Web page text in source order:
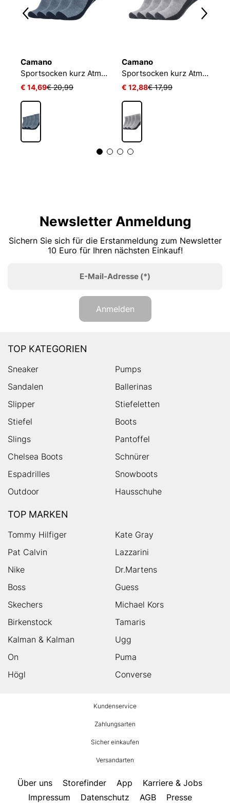
Camano
Sportsocken kurz Atmungsaktiv Bequem Perfekte Passform Tennissocken Verstärkt Herren und Damen pro tex
€ 14,69€ 20,99
Camano
Sportsocken kurz Atmungsaktiv Bequem Perfekte Passform Tennissocken Verstärkt Herren und Damen pro tex
€ 12,88€ 17,99
Newsletter Anmeldung
Sichern Sie sich für die Erstanmeldung zum Newsletter
10 Euro für Ihren nächsten Einkauf!
E-Mail-Adresse (*)
Anmelden
TOP KATEGORIEN
Sneaker
Pumps
Sandalen
Ballerinas
Slipper
Stiefeletten
Stiefel
Boots
Slings
Pantoffel
Chelsea Boots
Schnürer
Espadrilles
Snowboots
Outdoor
Hausschuhe
TOP MARKEN
Tommy Hilfiger
Kate Gray
Pat Calvin
Lazzarini
Nike
Dr.Martens
Boss
Guess
Skechers
Michael Kors
Birkenstock
Tamaris
Kalman & Kalman
Ugg
On
Puma
Högl
Converse
Kundenservice
Zahlungsarten
Sicher einkaufen
Versandarten
Über uns Storefinder App
Karriere & Jobs
Impressum
Datenschutz AGB
Presse